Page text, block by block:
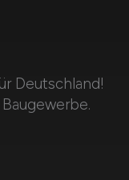
Deutschland!